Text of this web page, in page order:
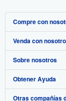
Compre con
Búsqueda
Colecciones
Mi cuenta
Mis pedidos
Venda con
Comenzar a vender
Únase a nuestro
Recomiende un
Sobre nosotros
Sobre IberLibro
Medios
Obtener Ayuda
Preguntas
Otras compañías